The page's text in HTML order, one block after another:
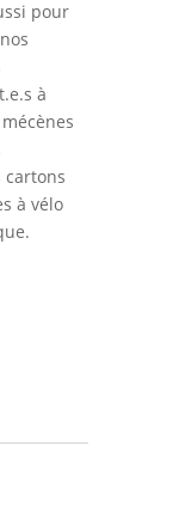
pour
à
cartons
à vélo